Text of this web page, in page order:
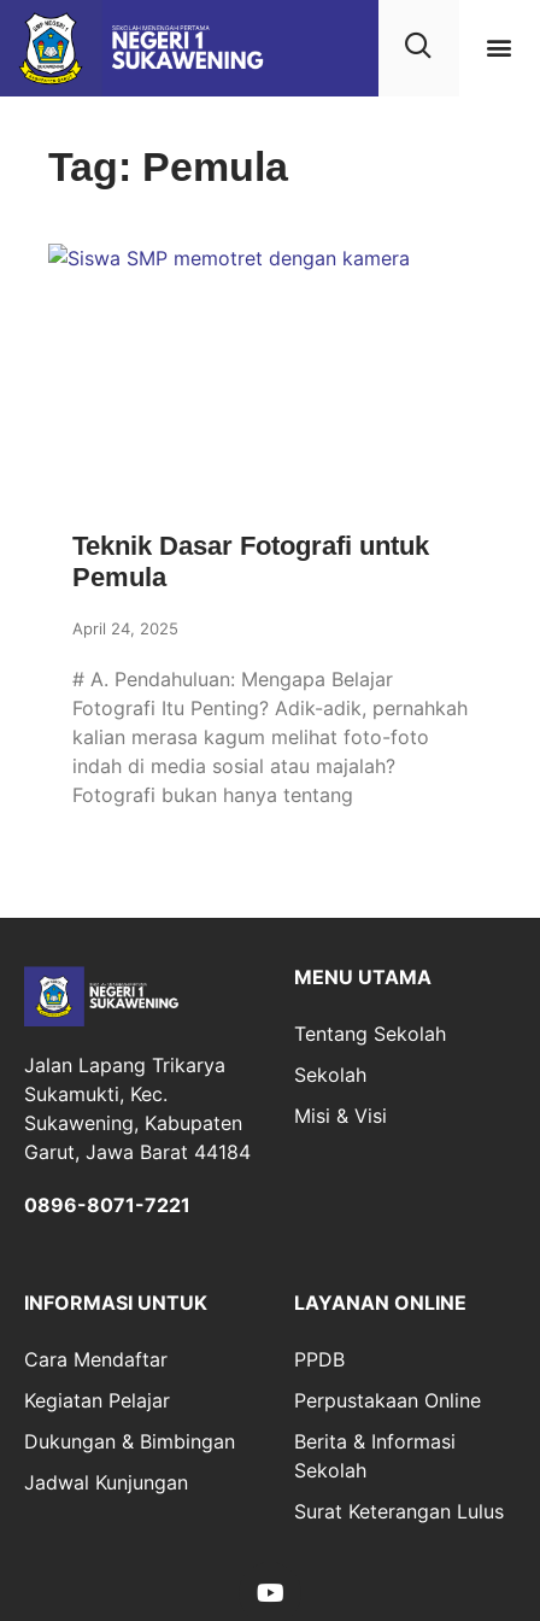
Tag: Pemula
Teknik Dasar Fotografi untuk
Pemula
April 24, 2025
# A. Pendahuluan: Mengapa Belajar
Fotografi Itu Penting? Adik-adik, pernahkah
kalian merasa kagum melihat foto-foto
indah di media sosial atau majalah?
Fotografi bukan hanya tentang
Jalan Lapang Trikarya
Sukamukti, Kec.
Sukawening, Kabupaten
Garut, Jawa Barat 44184
0896-8071-7221
MENU UTAMA
Tentang Sekolah
Sekolah
Misi & Visi
INFORMASI UNTUK
Cara Mendaftar
Kegiatan Pelajar
Dukungan & Bimbingan
Jadwal Kunjungan
LAYANAN ONLINE
PPDB
Perpustakaan Online
Berita & Informasi
Sekolah
Surat Keterangan Lulus